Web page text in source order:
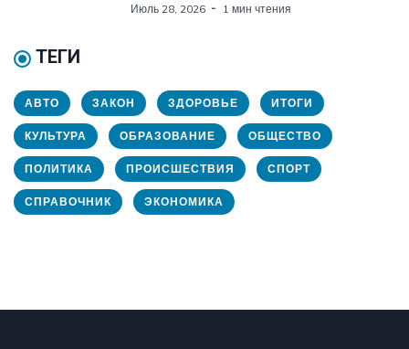
Июль 28, 2026 1 мин чтения
ТЕГИ
АВТО ЗАКОН ЗДОРОВЬЕ ИТОГИ
КУЛЬТУРА ОБРАЗОВАНИЕ ОБЩЕСТВО
ПОЛИТИКА ПРОИСШЕСТВИЯ СПОРТ
СПРАВОЧНИК ЭКОНОМИКА